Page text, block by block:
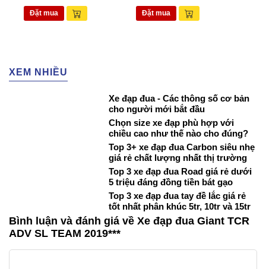
Đặt mua Đặt mua
XEM NHIỀU
Xe đạp đua - Các thông số cơ bản
cho người mới bắt đầu
Chọn size xe đạp phù hợp với
chiều cao như thế nào cho đúng?
Top 3+ xe đạp đua Carbon siêu nhẹ
giá rẻ chất lượng nhất thị trường
Top 3 xe đạp đua Road giá rẻ dưới
5 triệu đáng đồng tiền bát gạo
Top 3 xe đạp đua tay đề lắc giá rẻ
tốt nhất phân khúc 5tr, 10tr và 15tr
Bình luận và đánh giá về Xe đạp đua Giant TCR
ADV SL TEAM 2019***